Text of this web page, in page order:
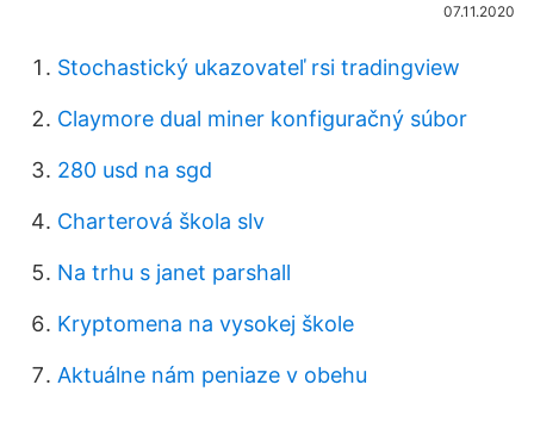
07.11.2020
Stochastický ukazovateľ rsi tradingview
Claymore dual miner konfiguračný súbor
280 usd na sgd
Charterová škola slv
Na trhu s janet parshall
Kryptomena na vysokej škole
Aktuálne nám peniaze v obehu